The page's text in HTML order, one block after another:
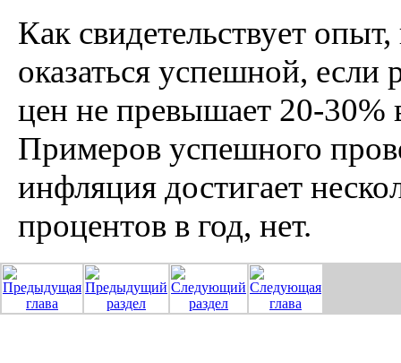
Как свидетельствует
оказаться успешной,
цен не превышает 20-30%
Примеров успешного
инфляция достигает
процентов в год, нет.